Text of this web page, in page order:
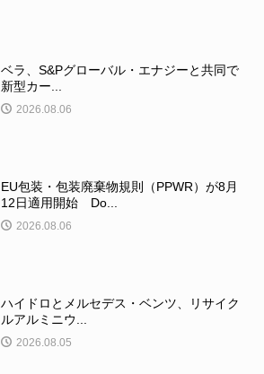
ベラ、S&Pグローバル・エナジーと共同で
新型カー...
2026.08.06
EU包装・包装廃棄物規則（PPWR）が8月
12日適用開始 Do...
2026.08.06
ハイドロとメルセデス・ベンツ、リサイク
ルアルミニウ...
2026.08.05